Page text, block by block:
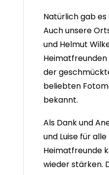
Natürlich gab
Auch unsere
und Helmut
Heimatfreunden
der
beliebten
bekannt.
Als Dank und
und Luise für
Heimatfreunde
wieder stärken.